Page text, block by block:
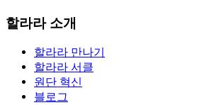
할라라 소개
할라라 만나기
할라라 서클
원단 혁신
블로그